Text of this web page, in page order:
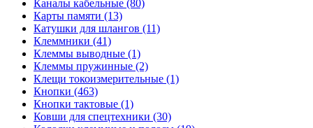
Каналы кабельные (80)
Карты памяти (13)
Катушки для шлангов (11)
Клеммники (41)
Клеммы выводные (1)
Клеммы пружинные (2)
Клещи токоизмерительные (1)
Кнопки (463)
Кнопки тактовые (1)
Ковши для спецтехники (30)